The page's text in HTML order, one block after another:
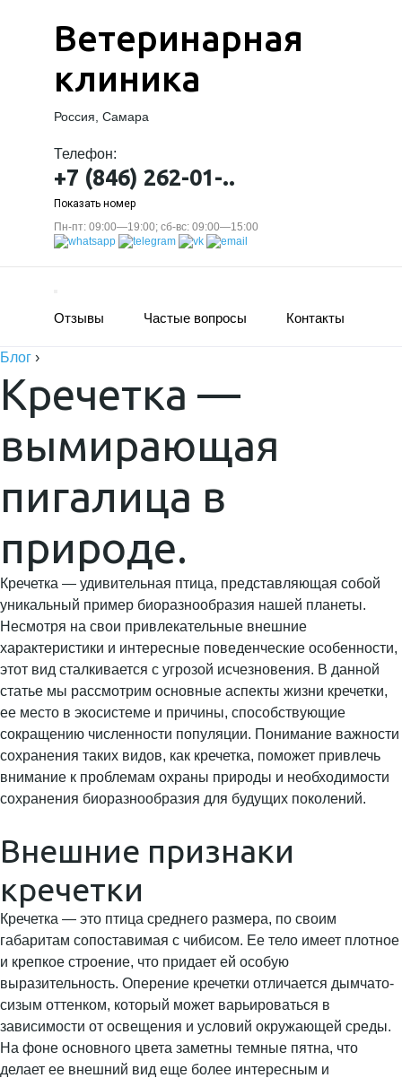
Ветеринарная
клиника
Россия, Самара
Телефон:
+7 (846) 262-01-..
Показать номер
Пн-пт: 09:00—19:00; сб-вс: 09:00—15:00
Отзывы Частые вопросы Контакты
Блог ›
Кречетка —
вымирающая
пигалица в
природе.
Кречетка — удивительная птица, представляющая собой
уникальный пример биоразнообразия нашей планеты.
Несмотря на свои привлекательные внешние
характеристики и интересные поведенческие особенности,
этот вид сталкивается с угрозой исчезновения. В данной
статье мы рассмотрим основные аспекты жизни кречетки,
ее место в экосистеме и причины, способствующие
сокращению численности популяции. Понимание важности
сохранения таких видов, как кречетка, поможет привлечь
внимание к проблемам охраны природы и необходимости
сохранения биоразнообразия для будущих поколений.
Внешние признаки
кречетки
Кречетка — это птица среднего размера, по своим
габаритам сопоставимая с чибисом. Ее тело имеет плотное
и крепкое строение, что придает ей особую
выразительность. Оперение кречетки отличается дымчато-
сизым оттенком, который может варьироваться в
зависимости от освещения и условий окружающей среды.
На фоне основного цвета заметны темные пятна, что
делает ее внешний вид еще более интересным и